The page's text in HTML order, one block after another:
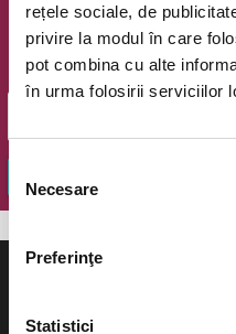
rețele sociale, de
privire la modul în care
pot combina cu alte
în urma folosirii serviciilor
consimțământului
Necesare
Preferinţe
Statistici
Oferte exclusive si o
Email